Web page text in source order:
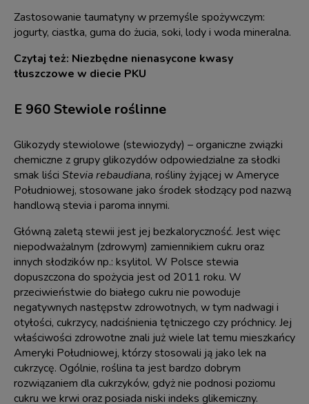
Zastosowanie taumatyny w przemyśle spożywczym:
jogurty, ciastka, guma do żucia, soki, lody i woda mineralna.
Czytaj też: Niezbędne nienasycone kwasy
tłuszczowe w diecie PKU
E 960 Stewiole roślinne
Glikozydy stewiolowe (stewiozydy) – organiczne związki
chemiczne z grupy glikozydów odpowiedzialne za słodki
smak liści Stevia rebaudiana, rośliny żyjącej w Ameryce
Południowej, stosowane jako środek słodzący pod nazwą
handlową stevia i paroma innymi.
Główną zaletą stewii jest jej bezkaloryczność. Jest więc
niepodważalnym (zdrowym) zamiennikiem cukru oraz
innych słodzików np.: ksylitol. W Polsce stewia
dopuszczona do spożycia jest od 2011 roku. W
przeciwieństwie do białego cukru nie powoduje
negatywnych następstw zdrowotnych, w tym nadwagi i
otyłości, cukrzycy, nadciśnienia tętniczego czy próchnicy. Jej
właściwości zdrowotne znali już wiele lat temu mieszkańcy
Ameryki Południowej, którzy stosowali ją jako lek na
cukrzycę. Ogólnie, roślina ta jest bardzo dobrym
rozwiązaniem dla cukrzyków, gdyż nie podnosi poziomu
cukru we krwi oraz posiada niski indeks glikemiczny.